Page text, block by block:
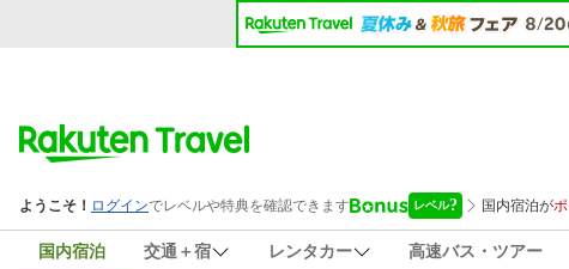
国内宿泊 交通＋宿 レンタカー 高速バス・ツアー